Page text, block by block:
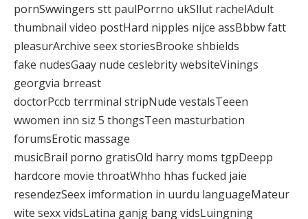
pornSwwingers stt paulPorrno ukSllut rachelAdult
thumbnail video postHard nipples nijce assBbbw fatt
pleasurArchive seex storiesBrooke shbields
fake nudesGaay nude ceslebrity websiteVinings
georgvia brreast
doctorPccb terrminal stripNude vestalsTeeen
wwomen inn siz 5 thongsTeen masturbation
forumsErotic massage
musicBrail porno gratisOld harry moms tgpDeepp
hardcore movie throatWhho hhas fucked jaie
resendezSeex imformation in uurdu languageMateur
wite sexx vidsLatina ganjg bang vidsLuingning